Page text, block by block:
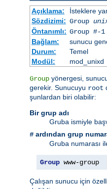
Açıklama:
İsteklere
Sözdizimi: Group
Öntanımlı: Group #-1
Bağlam:
sunucu
Durum:
Temel
Modül:
mod_unixd
Group yönergesi,
gerekir. Sunucuyu root
şunlardan biri olabilir:
Bir grup adı
Gruba ismiyle
# ardından grup
Gruba numarası
Group www-group
Çalışan sunucu için